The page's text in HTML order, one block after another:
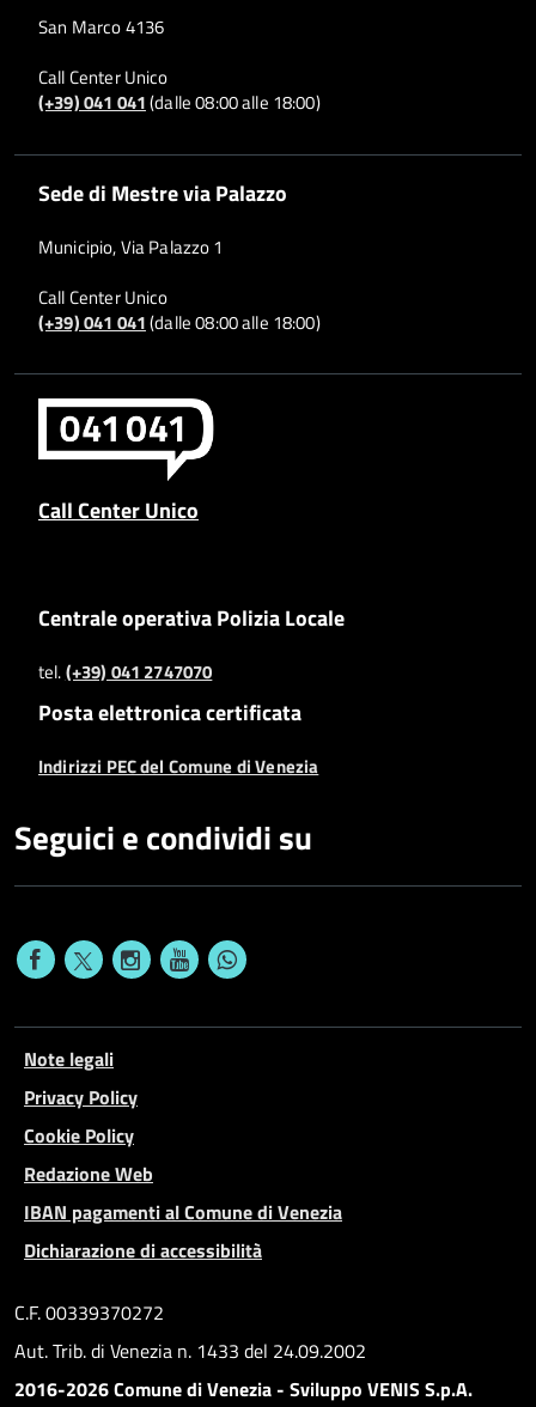
San Marco 4136
Call Center Unico
(+39) 041 041(dalle 08:00 alle 18:00)
Sede di Mestre via Palazzo
Municipio, Via Palazzo 1
Call Center Unico
(+39) 041 041(dalle 08:00 alle 18:00)
Call Center Unico
Centrale operativa Polizia Locale
tel.(+39) 041 2747070
Posta elettronica certificata
Indirizzi PEC del Comune di Venezia
Seguici e condividi su
Note legali
Privacy Policy
Cookie Policy
Redazione Web
IBAN pagamenti al Comune di Venezia
Dichiarazione di accessibilità
C.F. 00339370272
Aut. Trib. di Venezia n. 1433 del 24.09.2002
2016-2026 Comune di Venezia - Sviluppo VENIS S.p.A.